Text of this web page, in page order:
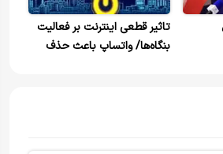
تاثیر قطعی اینترنت بر فعالیت
بنگاه‌ها/ واتساپ باعث حذف